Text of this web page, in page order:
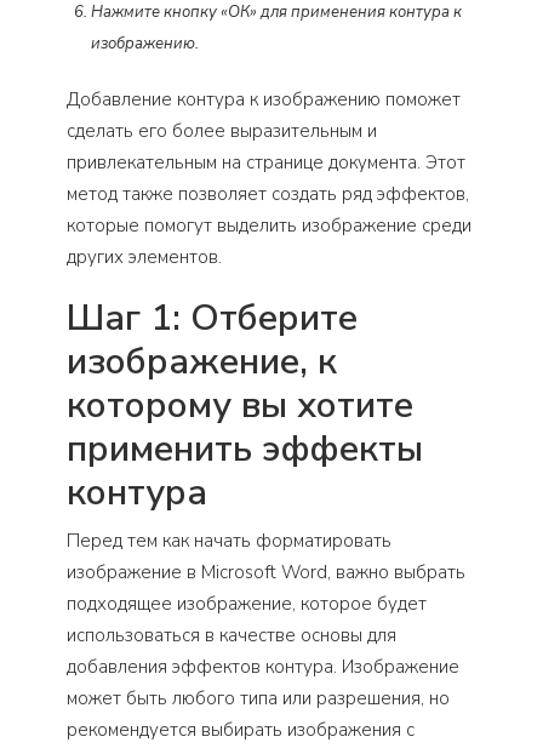
Нажмите кнопку «ОК» для применения контура к
изображению.
Добавление контура к изображению поможет
сделать его более выразительным и
привлекательным на странице документа. Этот
метод также позволяет создать ряд эффектов,
которые помогут выделить изображение среди
других элементов.
Шаг 1: Отберите
изображение, к
которому вы хотите
применить эффекты
контура
Перед тем как начать форматировать
изображение в Microsoft Word, важно выбрать
подходящее изображение, которое будет
использоваться в качестве основы для
добавления эффектов контура. Изображение
может быть любого типа или разрешения, но
рекомендуется выбирать изображения с